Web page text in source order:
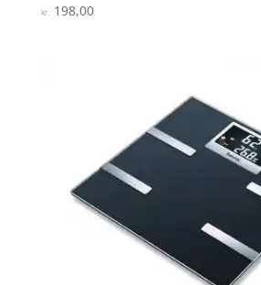
Vurderet
4.3
kr.198,00